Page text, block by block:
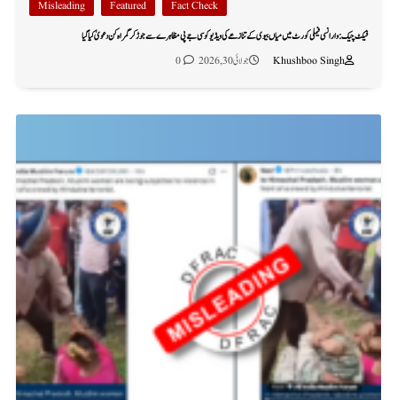
Fact Check
Featured
Misleading
فیکٹ چیک: وارانسی فیملی کورٹ میں میاں بیوی کے تنازعے کی ویڈیو کو سی جے پی مظاہرے سے جوڑ کر گمراہ کن دعویٰ کیا گیا
Khushboo Singh
جولائی 30, 2026 0